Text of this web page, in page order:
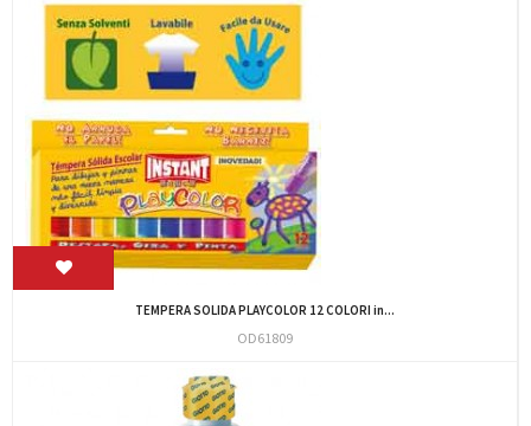
TEMPERA SOLIDA PLAYCOLOR 12 COLORI in...
OD61809